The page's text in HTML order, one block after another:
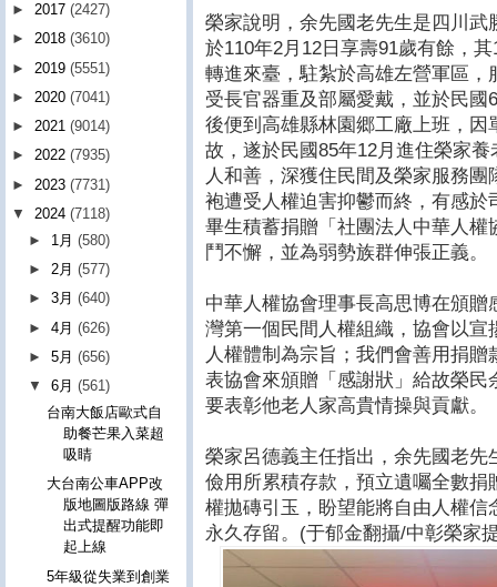
榮家說明，余先國老先生是四川
於110年2月12日享壽91歲有餘，
轉進來臺，駐紮於高雄左營軍區
受長官器重及部屬愛戴，並於民
後便到高雄縣林園郷工廠上班，
故，遂於民國85年12月進住榮家
人和善，深獲住民間及榮家服務
袍遭受人權迫害抑鬱而終，有感
畢生積蓄捐贈「社團法人中華人
鬥不懈，並為弱勢族群伸張正義。
中華人權協會理事長高思博在頒
灣第一個民間人權組織，協會以
人權體制為宗旨；我們會善用捐
表協會來頒贈「感謝狀」給故榮
要表彰他老人家高貴情操與貢獻。
榮家呂德義主任指出，余先國老
儉用所累積存款，預立遺囑全數
權拋磚引玉，盼望能將自由人權
永久存留。(于郁金翻攝/中彰榮家
► 2017 (2427)
► 2018 (3610)
► 2019 (5551)
► 2020 (7041)
► 2021 (9014)
► 2022 (7935)
► 2023 (7731)
▼ 2024 (7118)
► 1月(580)
►2月(577)
►3月(640)
►4月(626)
►5月(656)
▼6月(561)
台南大飯店歐式自
助餐芒果入菜超
吸睛
大台南公車APP改
版地圖版路線 彈
出式提醒功能即
起上線
5年級從失業到創業